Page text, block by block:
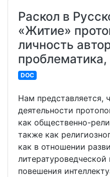
Раскол в
«Житие»
личность
DOC
Нам представляется,
деятельности
как общественно-
также как
как в отношении
литературоведческой
повешения